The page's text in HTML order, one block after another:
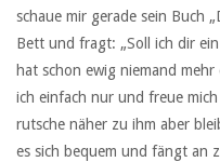
schaue mir gerade sein Buch
Bett und fragt: „Soll ich dir
hat schon ewig niemand mehr
ich einfach nur und freue
rutsche näher zu ihm aber
es sich bequem und fängt an